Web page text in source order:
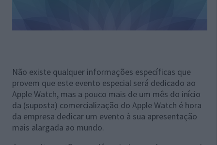
Não existe qualquer informações específicas que
provem que este evento especial será dedicado ao
Apple Watch, mas a pouco mais de um mês do início
da (suposta) comercialização do Apple Watch é hora
da empresa dedicar um evento à sua apresentação
mais alargada ao mundo.